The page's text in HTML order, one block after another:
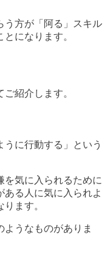
う方が「阿る」スキル
になります。
紹介します。
うに行動する」という
を気に入られるために
ある人に気に入られよ
ます。
ようなものがありま